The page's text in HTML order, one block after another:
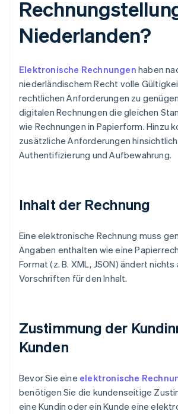
Niederlanden?
Elektronische Rechnungen haben
niederländischem Recht volle
rechtlichen Anforderungen zu
digitalen Rechnungen die gleichen
wie Rechnungen in Papierform. Hinzu
zusätzliche Anforderungen
Authentifizierung und Aufbewahrung.
Inhalt der Rechnung
Eine elektronische Rechnung muss
Angaben enthalten wie eine
Format (z. B. XML, JSON) ändert nichts
Vorschriften für den Inhalt.
Zustimmung der
Kunden
Bevor Sie eine elektronische
benötigen Sie die kundenseitige
eine Kundin oder ein Kunde eine